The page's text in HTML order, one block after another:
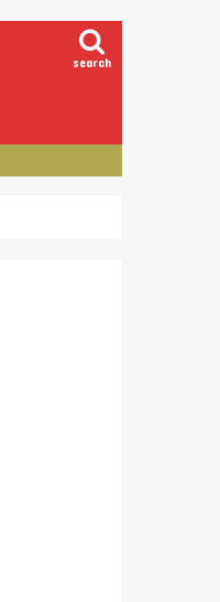
search